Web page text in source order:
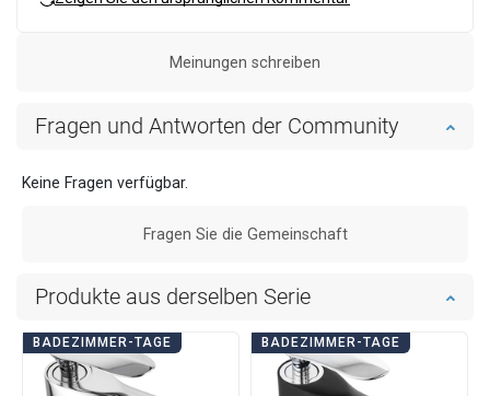
Meinungen schreiben
Fragen und Antworten der Community
Keine Fragen verfügbar.
Fragen Sie die Gemeinschaft
Produkte aus derselben Serie
BADEZIMMER-TAGE BADEZIMMER-TAGE